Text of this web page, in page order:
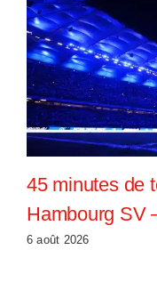
45 minutes de
Hambourg SV
6 août 2026